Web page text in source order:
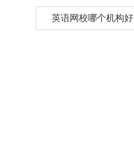
英语网校哪个机构好